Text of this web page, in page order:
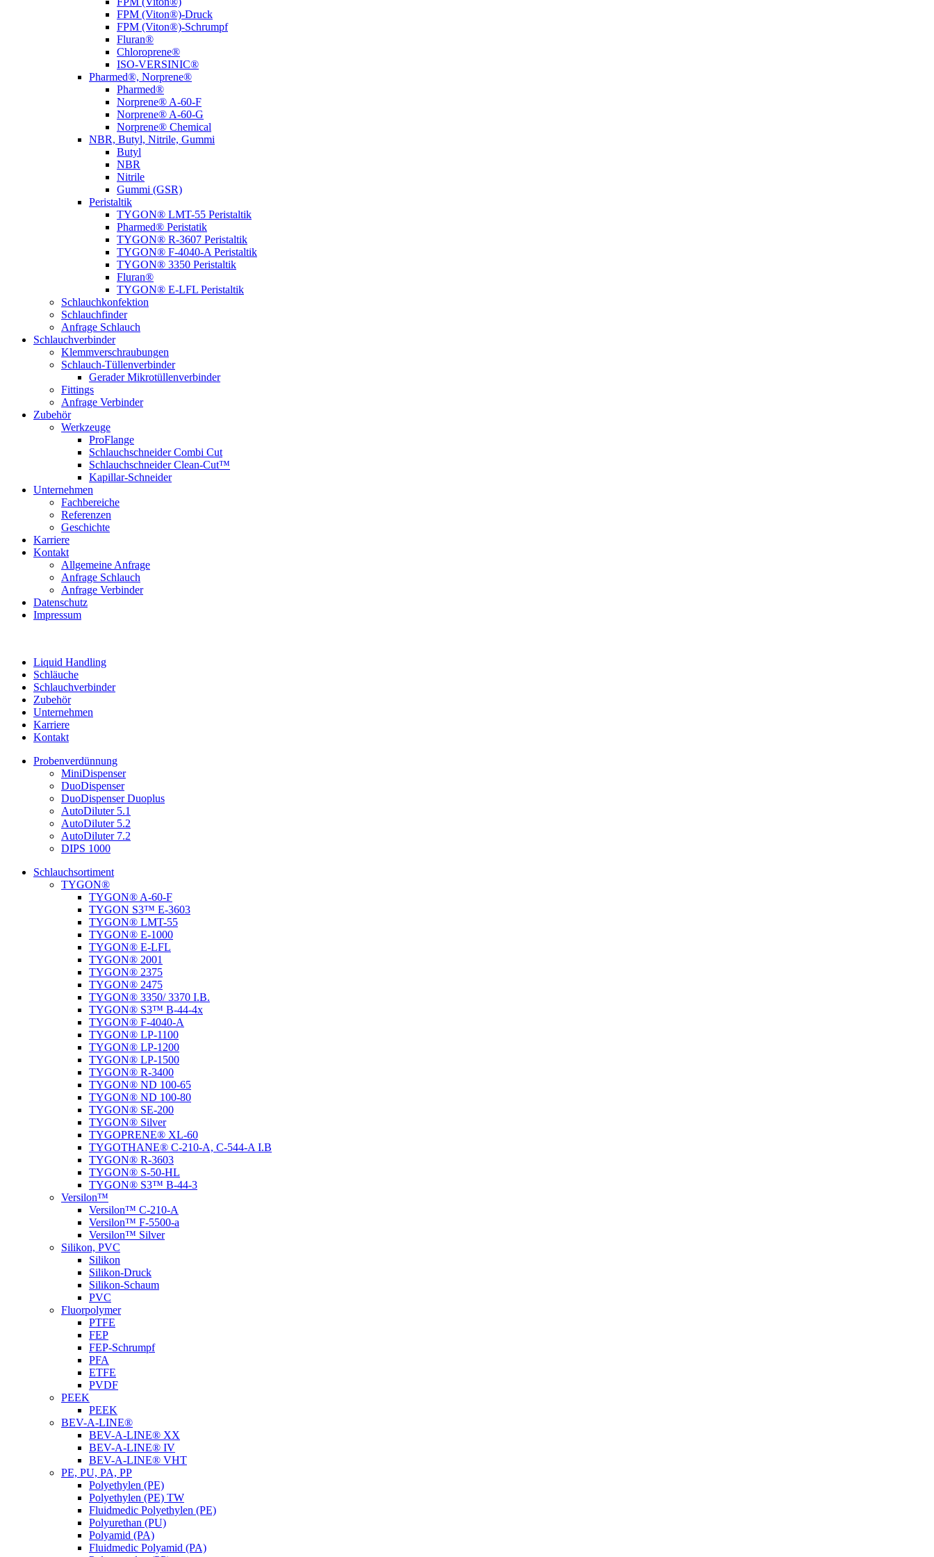
FPM (Viton®)-Druck
FPM (Viton®)-Schrumpf
Fluran®
Chloroprene®
ISO-VERSINIC®
Pharmed®, Norprene®
Pharmed®
Norprene® A-60-F
Norprene® A-60-G
Norprene® Chemical
NBR, Butyl, Nitrile, Gummi
Butyl
NBR
Nitrile
Gummi (GSR)
Peristaltik
TYGON® LMT-55 Peristaltik
Pharmed® Peristatik
TYGON® R-3607 Peristaltik
TYGON® F-4040-A Peristaltik
TYGON® 3350 Peristaltik
Fluran®
TYGON® E-LFL Peristaltik
Schlauchkonfektion
Schlauchfinder
Anfrage Schlauch
Schlauchverbinder
Klemmverschraubungen
Schlauch-Tüllenverbinder
Gerader Mikrotüllenverbinder
Fittings
Anfrage Verbinder
Zubehör
Werkzeuge
ProFlange
Schlauchschneider Combi Cut
Schlauchschneider Clean-Cut™
Kapillar-Schneider
Unternehmen
Fachbereiche
Referenzen
Geschichte
Karriere
Kontakt
Allgemeine Anfrage
Anfrage Schlauch
Anfrage Verbinder
Datenschutz
Impressum
Liquid Handling
Schläuche
Schlauchverbinder
Zubehör
Unternehmen
Karriere
Kontakt
Probenverdünnung
MiniDispenser
DuoDispenser
DuoDispenser Duoplus
AutoDiluter 5.1
AutoDiluter 5.2
AutoDiluter 7.2
DIPS 1000
Schlauchsortiment
TYGON®
TYGON® A-60-F
TYGON S3™ E-3603
TYGON® LMT-55
TYGON® E-1000
TYGON® E-LFL
TYGON® 2001
TYGON® 2375
TYGON® 2475
TYGON® 3350/ 3370 I.B.
TYGON® S3™ B-44-4x
TYGON® F-4040-A
TYGON® LP-1100
TYGON® LP-1200
TYGON® LP-1500
TYGON® R-3400
TYGON® ND 100-65
TYGON® ND 100-80
TYGON® SE-200
TYGON® Silver
TYGOPRENE® XL-60
TYGOTHANE® C-210-A, C-544-A I.B
TYGON® R-3603
TYGON® S-50-HL
TYGON® S3™ B-44-3
Versilon™
Versilon™ C-210-A
Versilon™ F-5500-a
Versilon™ Silver
Silikon, PVC
Silikon
Silikon-Druck
Silikon-Schaum
PVC
Fluorpolymer
PTFE
FEP
FEP-Schrumpf
PFA
ETFE
PVDF
PEEK
PEEK
BEV-A-LINE®
BEV-A-LINE® XX
BEV-A-LINE® IV
BEV-A-LINE® VHT
PE, PU, PA, PP
Polyethylen (PE)
Polyethylen (PE) TW
Fluidmedic Polyethylen (PE)
Polyurethan (PU)
Polyamid (PA)
Fluidmedic Polyamid (PA)